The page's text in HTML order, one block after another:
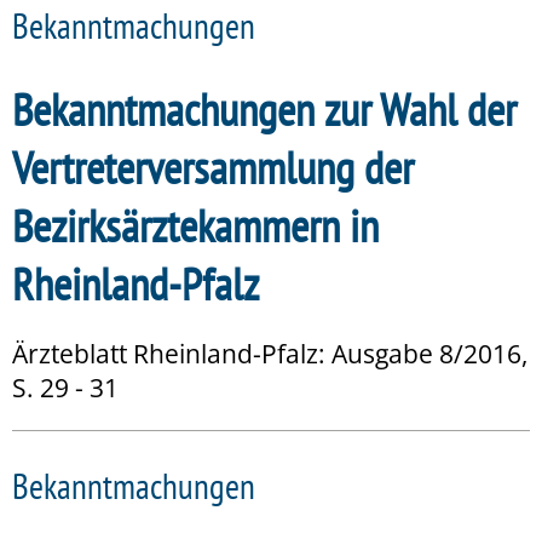
Bekanntmachungen
Bekanntmachungen zur Wahl der
Vertreterversammlung der
Bezirksärztekammern in
Rheinland-Pfalz
Ärzteblatt Rheinland-Pfalz: Ausgabe 8/2016,
S. 29 - 31
Bekanntmachungen